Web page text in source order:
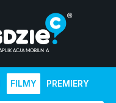
FILMY PREMIERY